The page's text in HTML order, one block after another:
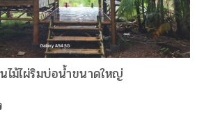
ไม้ไผ่ริมบ่อน้ำขนาดใหญ่